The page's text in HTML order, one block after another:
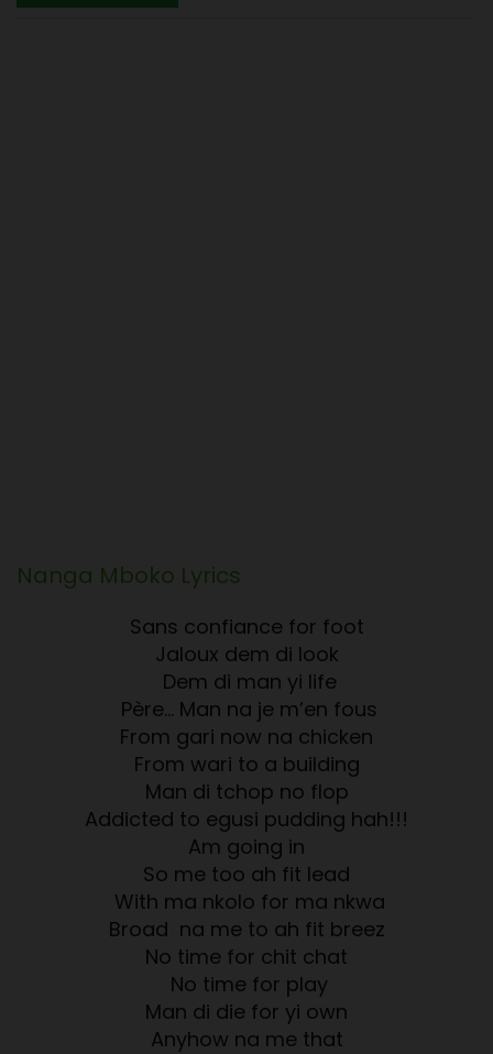
Nanga Mboko Lyrics
Sans confiance for foot
Jaloux dem di look
Dem di man yi life
Père... Man na je m’en fous
From gari now na chicken
From wari to a building
Man di tchop no flop
Addicted to egusi pudding hah!!!
Am going in
So me too ah fit lead
With ma nkolo for ma nkwa
Broad na me to ah fit breez
No time for chit chat
No time for play
Man di die for yi own
Anyhow na me that